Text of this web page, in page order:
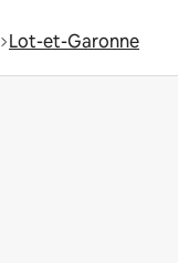
Lot-et-Garonne